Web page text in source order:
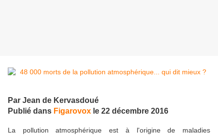
Par Jean de Kervasdoué
Publié dans Figarovox le 22 décembre 2016
La pollution atmosphérique est à l'origine de maladies